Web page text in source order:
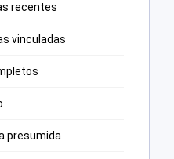
recentes
vinculadas
presumida